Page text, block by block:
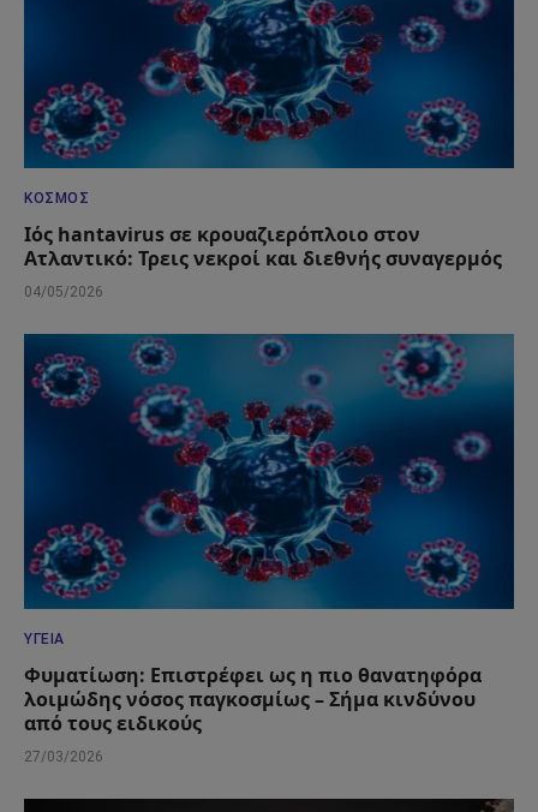
ΚΌΣΜΟΣ
Ιός hantavirus σε κρουαζιερόπλοιο στον
Ατλαντικό: Τρεις νεκροί και διεθνής συναγερμός
04/05/2026
ΥΓΕΊΑ
Φυματίωση: Επιστρέφει ως η πιο θανατηφόρα
λοιμώδης νόσος παγκοσμίως – Σήμα κινδύνου
από τους ειδικούς
27/03/2026